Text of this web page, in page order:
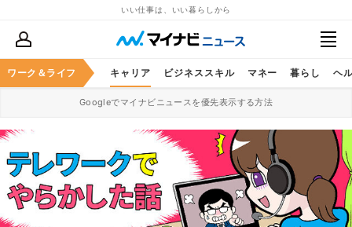
いい仕事は、いい暮らしから
ワーク＆ライフ キャリア ビジネススキル マネー 暮らし ヘ
Googleでマイナビニュースを優先表示する方法